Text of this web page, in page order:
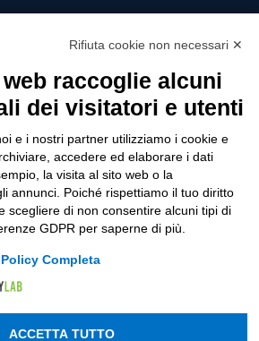
UTILITÀ
Password
attestato di presenza
AND TERMS
cookie
Rifiuta cookie non necessari ✕
raccoglie alcuni
dei visitatori e utenti
e i nostri partner utilizziamo i cookie e
accedere ed elaborare i dati
la visita al sito web o la
annunci. Poiché rispettiamo il tuo diritto
scegliere di non consentire alcuni tipi di
GDPR per saperne di più.
Completa
ACCETTA TUTTO